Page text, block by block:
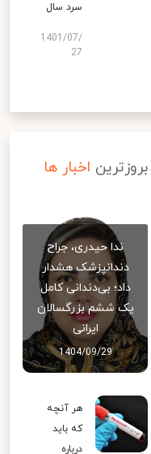
سرد سال
1401/07/
27
بروزترین اخبار ها
ندا حیدری، جراح
دندانپزشک هشدار
داد؛ بی‌دندانی کامل
یک ششم بزرگسالان
ایرانی
1404/09/29
هر آنچه
که باید
درباره